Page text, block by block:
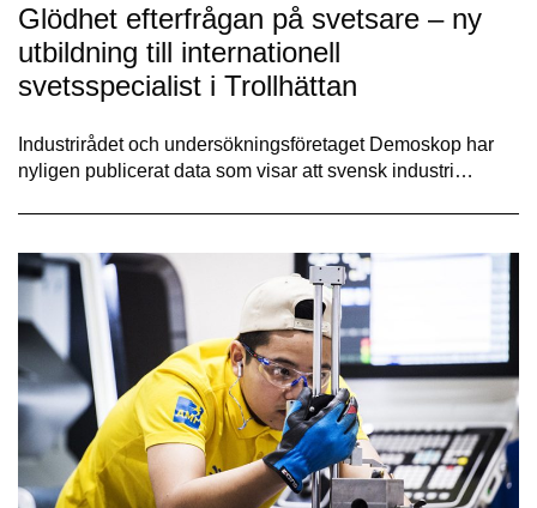
Glödhet efterfrågan på svetsare – ny
utbildning till internationell
svetsspecialist i Trollhättan
Industrirådet och undersökningsföretaget Demoskop har
nyligen publicerat data som visar att svensk industri…